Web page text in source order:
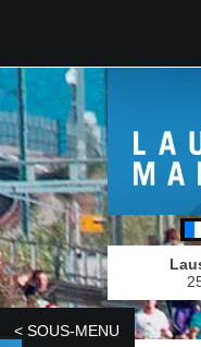
< SOUS-MENU